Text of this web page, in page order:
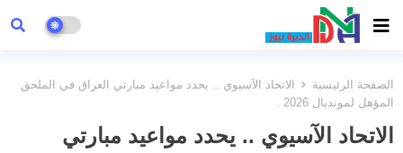
الصفحة الرئيسية
الاتحاد الآسيوي .. يحدد مواعيد مبارتي العراق في الملحق
المؤهل لمونديال 2026 .
الاتحاد الآسيوي .. يحدد مواعيد مبارتي